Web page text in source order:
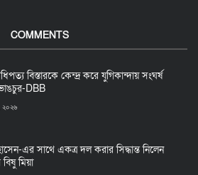
COMMENTS
বিস্তারকে কেন্দ্র করে যুগিকান্দায় সংঘর্ষ
DBB
এর সাথে একত্র দল করার সিদ্ধান্ত নিলেন
মিয়া